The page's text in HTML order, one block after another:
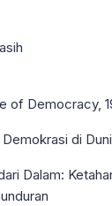
of Democracy,
di
Dalam: